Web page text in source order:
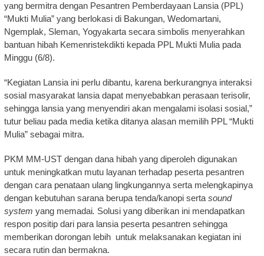
yang bermitra dengan Pesantren Pemberdayaan Lansia (PPL)
“Mukti Mulia” yang berlokasi di Bakungan, Wedomartani,
Ngemplak, Sleman, Yogyakarta secara simbolis menyerahkan
bantuan hibah Kemenristekdikti kepada PPL Mukti Mulia pada
Minggu (6/8).
“Kegiatan Lansia ini perlu dibantu, karena berkurangnya interaksi
sosial masyarakat lansia dapat menyebabkan perasaan terisolir,
sehingga lansia yang menyendiri akan mengalami isolasi sosial,”
tutur beliau pada media ketika ditanya alasan memilih PPL “Mukti
Mulia” sebagai mitra.
PKM MM-UST dengan dana hibah yang diperoleh digunakan
untuk meningkatkan mutu layanan terhadap peserta pesantren
dengan cara penataan ulang lingkungannya serta melengkapinya
dengan kebutuhan sarana berupa tenda/kanopi serta sound
system yang memadai. Solusi yang diberikan ini mendapatkan
respon positip dari para lansia peserta pesantren sehingga
memberikan dorongan lebih untuk melaksanakan kegiatan ini
secara rutin dan bermakna.